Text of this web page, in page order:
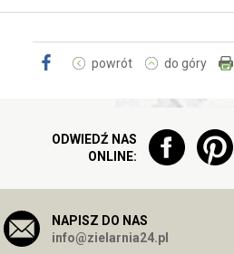
powrót do góry
ODWIEDŹ NAS
ONLINE:
NAPISZ DO NAS
info@zielarnia24.pl